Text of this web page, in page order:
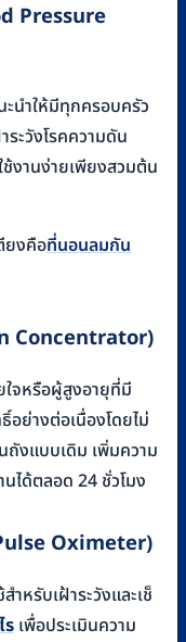
Pressure
นำให้มีทุกครอบครัว
ะวังโรคความดัน
ช้งานง่ายเพียงสวมต้น
ยงคือที่นอนลมกัน
Concentrator)
จหรือผู้สูงอายุที่มี
อย่างต่อเนื่องโดยไม่
ถังแบบเดิม เพิ่มความ
ได้ตลอด 24 ชั่วโมง
Oximeter)
หรับเฝ้าระวังและเช็
ร เพื่อประเมินความ